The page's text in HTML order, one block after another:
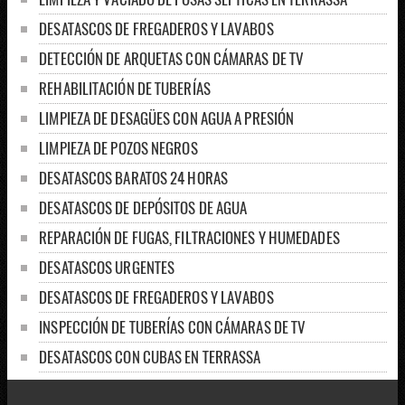
DESATASCOS DE FREGADEROS Y LAVABOS
DETECCIÓN DE ARQUETAS CON CÁMARAS DE TV
REHABILITACIÓN DE TUBERÍAS
LIMPIEZA DE DESAGÜES CON AGUA A PRESIÓN
LIMPIEZA DE POZOS NEGROS
DESATASCOS BARATOS 24 HORAS
DESATASCOS DE DEPÓSITOS DE AGUA
REPARACIÓN DE FUGAS, FILTRACIONES Y HUMEDADES
DESATASCOS URGENTES
DESATASCOS DE FREGADEROS Y LAVABOS
INSPECCIÓN DE TUBERÍAS CON CÁMARAS DE TV
DESATASCOS CON CUBAS EN TERRASSA
CONTRATAR EMPRESAS DE DESATASCOS